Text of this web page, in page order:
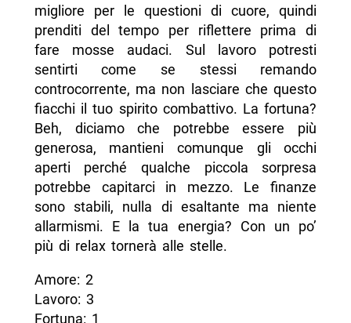
migliore per le questioni di cuore, quindi
prenditi del tempo per riflettere prima di
fare mosse audaci. Sul lavoro potresti
sentirti come se stessi remando
controcorrente, ma non lasciare che questo
fiacchi il tuo spirito combattivo. La fortuna?
Beh, diciamo che potrebbe essere più
generosa, mantieni comunque gli occhi
aperti perché qualche piccola sorpresa
potrebbe capitarci in mezzo. Le finanze
sono stabili, nulla di esaltante ma niente
allarmismi. E la tua energia? Con un po’
più di relax tornerà alle stelle.
Amore: 2
Lavoro: 3
Fortuna: 1